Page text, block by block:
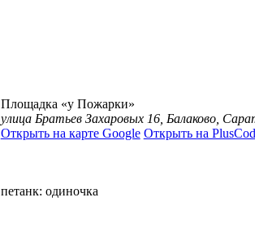
Площадка «у Пожарки»
улица Братьев Захаровых 16, Балаково,
Открыть на карте Google Открыть на
петанк: одиночка